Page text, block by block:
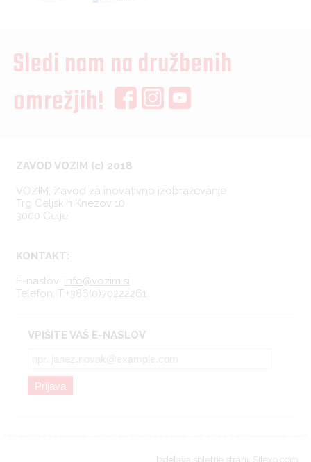
Sledi nam na družbenih
omrežjih!
ZAVOD VOZIM (c) 2018
VOZIM, Zavod za inovativno izobraževanje
Trg Celjskih Knezov 10
3000 Celje
KONTAKT:
E-naslov: info@vozim.si
Telefon: T:+386(0)70222261
VPIŠITE VAŠ E-NASLOV
Prijava
Izdelava spletne strani: Sitexo.com